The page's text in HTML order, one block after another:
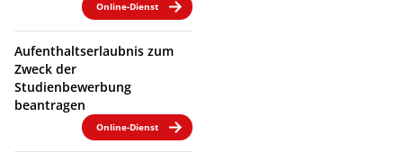
Online-Dienst
Aufenthaltserlaubnis zum
Zweck der
Studienbewerbung
beantragen
Online-Dienst